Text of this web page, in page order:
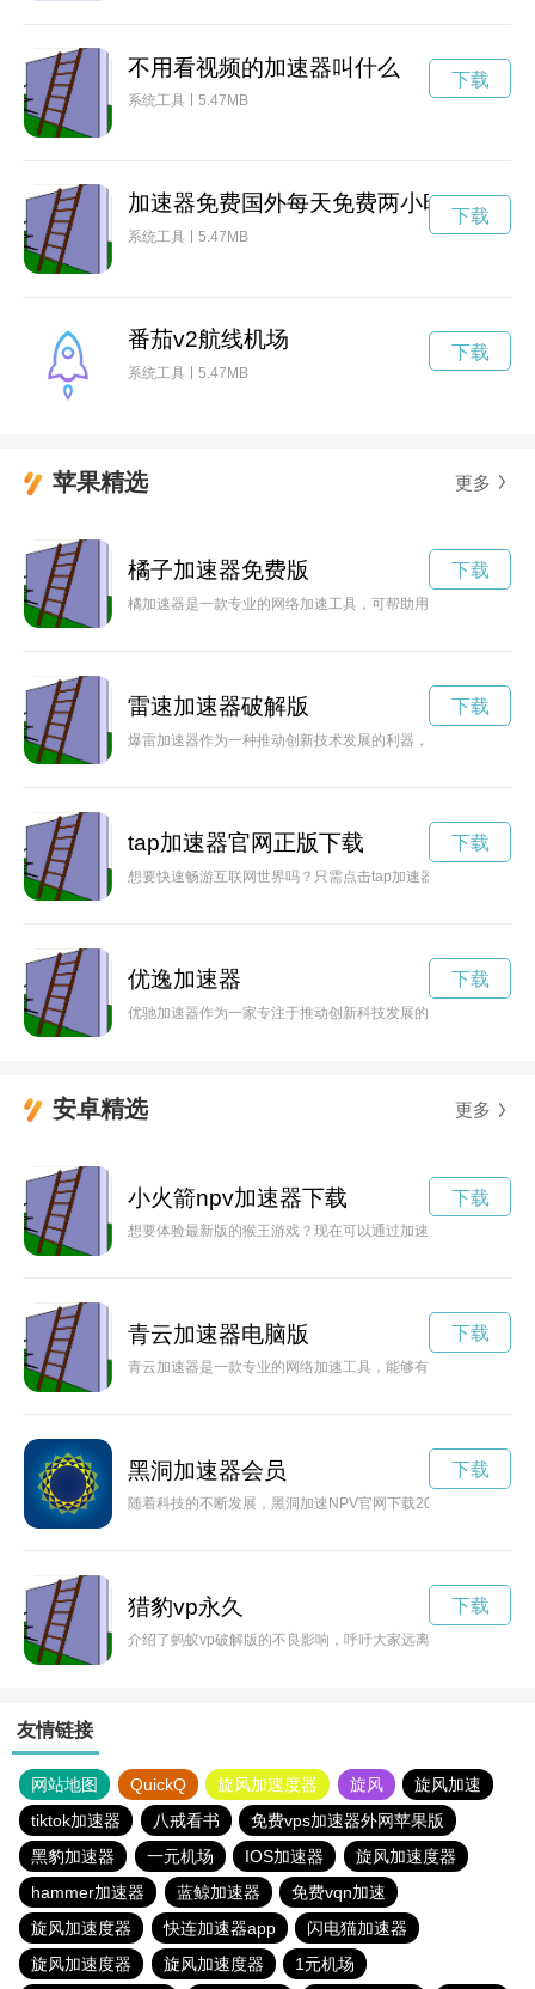
不用看视频的加速器叫什么
系统工具 5.47MB
下载
加速器免费国外每天免费两小时
系统工具 5.47MB
下载
番茄v2航线机场
系统工具 5.47MB
下载
苹果精选 更多
橘子加速器免费版
橘加速器是一款专业的网络加速工具，可帮助用户解决网络卡
下载
雷速加速器破解版
爆雷加速器作为一种推动创新技术发展的利器，能够大大加快
下载
tap加速器官网正版下载
想要快速畅游互联网世界吗？只需点击tap加速器下载链接，即
下载
优逸加速器
优驰加速器作为一家专注于推动创新科技发展的机构，致力于
下载
安卓精选 更多
小火箭npv加速器下载
想要体验最新版的猴王游戏？现在可以通过加速NPV官网下载
下载
青云加速器电脑版
青云加速器是一款专业的网络加速工具，能够有效提升网络速
下载
黑洞加速器会员
随着科技的不断发展，黑洞加速NPV官网下载2024成为了一项
下载
猎豹vp永久
介绍了蚂蚁vp破解版的不良影响，呼吁大家远离破解软件，保护
下载
友情链接
网站地图 QuickQ 旋风加速度器 旋风
旋风加速
tiktok加速器
八戒看书
免费vps加速器外网苹果版
黑豹加速器
一元机场 IOS加速器
旋风加速度器
hammer加速器
蓝鲸加速器
免费vqn加速
旋风加速度器
快连加速器app
闪电猫加速器
旋风加速度器
旋风加速度器 1元机场